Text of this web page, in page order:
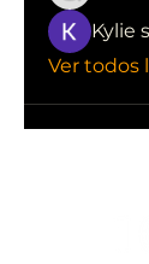
Kylie
Ver todos